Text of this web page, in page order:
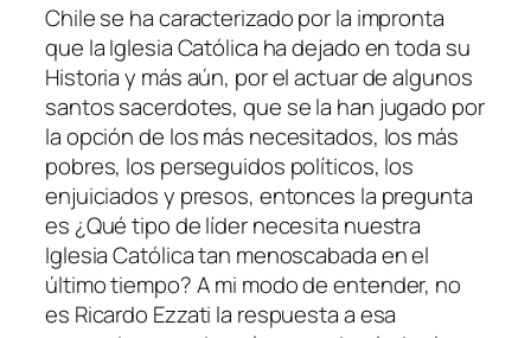
Chile se ha caracterizado por la impronta
que la Iglesia Católica ha dejado en toda su
Historia y más aún, por el actuar de algunos
santos sacerdotes, que se la han jugado por
la opción de los más necesitados, los más
pobres, los perseguidos políticos, los
enjuiciados y presos, entonces la pregunta
es ¿Qué tipo de líder necesita nuestra
Iglesia Católica tan menoscabada en el
último tiempo? A mi modo de entender, no
es Ricardo Ezzati la respuesta a esa